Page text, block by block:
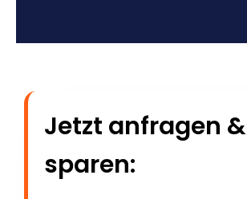
Jetzt anfragen &
sparen: